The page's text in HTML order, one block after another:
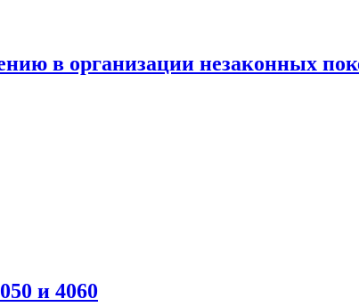
в организации незаконных
и 4060